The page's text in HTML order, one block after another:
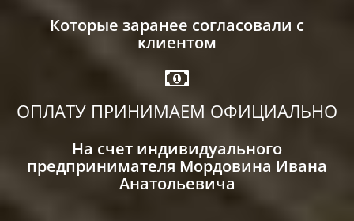
Которые заранее согласовали с
клиентом
ОПЛАТУ ПРИНИМАЕМ ОФИЦИАЛЬНО
На счет индивидуального
предпринимателя Мордовина Ивана
Анатольевича